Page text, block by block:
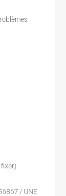
fixer)
/ UNE